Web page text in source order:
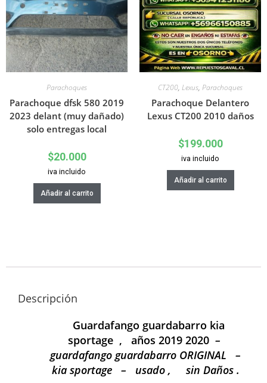
Parachoques
Parachoque dfsk 580 2019
2023 delant (muy dañado)
solo entregas local
$20.000
iva incluido
Añadir al carrito
CT200, Lexus, Parachoques
Parachoque Delantero
Lexus CT200 2010 daños
$199.000
iva incluido
Añadir al carrito
Descripción
Guardafango guardabarro kia
sportage , años 2019 2020 –
guardafango guardabarro ORIGINAL –
kia sportage – usado , sin Daños .